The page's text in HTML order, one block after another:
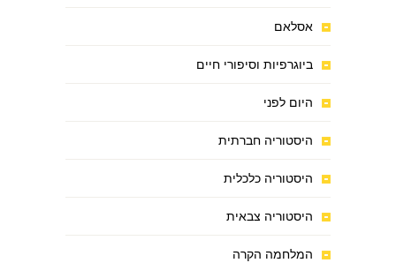
אסלאם
ביוגרפיות וסיפורי חיים
היום לפני
היסטוריה חברתית
היסטוריה כלכלית
היסטוריה צבאית
המלחמה הקרה